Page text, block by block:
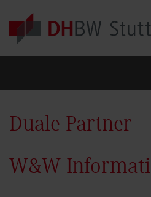
Skip to main content
Duale Partner
W&W